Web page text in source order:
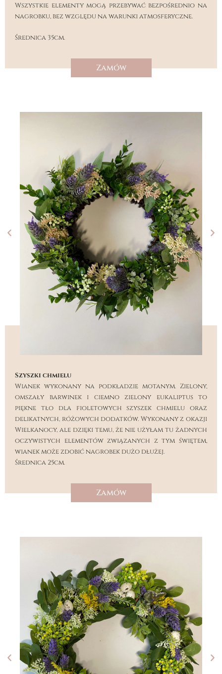
Wszystkie elementy mogą przebywać bezpośrednio na
nagrobku, bez względu na warunki atmosferyczne.
Średnica 35cm.
Zamów
Szyszki chmielu
Wianek wykonany na podkładzie motanym. Zielony,
omszały barwinek i ciemno zielony eukaliptus to
piękne tło dla fioletowych szyszek chmielu oraz
delikatnych, różowych dodatków. Wykonany z okazji
Wielkanocy, ale dzięki temu, że nie użyłam tu żadnych
oczywistych elementów związanych z tym świętem,
wianek może zdobić nagrobek dużo dłużej.
Średnica 25cm.
Zamów